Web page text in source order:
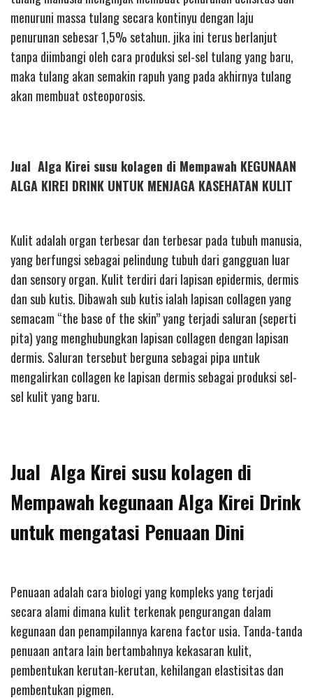
menuruni massa tulang secara kontinyu dengan laju
penurunan sebesar 1,5% setahun. jika ini terus berlanjut
tanpa diimbangi oleh cara produksi sel-sel tulang yang baru,
maka tulang akan semakin rapuh yang pada akhirnya tulang
akan membuat osteoporosis.
Jual Alga Kirei susu kolagen di Mempawah KEGUNAAN
ALGA KIREI DRINK UNTUK MENJAGA KASEHATAN KULIT
Kulit adalah organ terbesar dan terbesar pada tubuh manusia,
yang berfungsi sebagai pelindung tubuh dari gangguan luar
dan sensory organ. Kulit terdiri dari lapisan epidermis, dermis
dan sub kutis. Dibawah sub kutis ialah lapisan collagen yang
semacam “the base of the skin” yang terjadi saluran (seperti
pita) yang menghubungkan lapisan collagen dengan lapisan
dermis. Saluran tersebut berguna sebagai pipa untuk
mengalirkan collagen ke lapisan dermis sebagai produksi sel-
sel kulit yang baru.
Jual Alga Kirei susu kolagen di
Mempawah kegunaan Alga Kirei Drink
untuk mengatasi Penuaan Dini
Penuaan adalah cara biologi yang kompleks yang terjadi
secara alami dimana kulit terkenak pengurangan dalam
kegunaan dan penampilannya karena factor usia. Tanda-tanda
penuaan antara lain bertambahnya kekasaran kulit,
pembentukan kerutan-kerutan, kehilangan elastisitas dan
pembentukan pigmen.